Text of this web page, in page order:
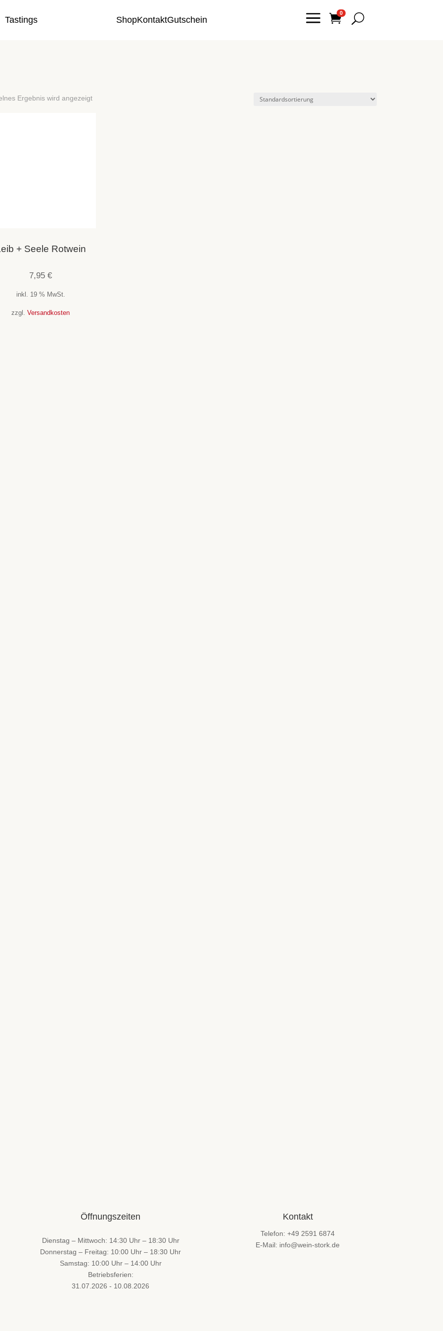
Tastings ShopKontaktGutschein a 0 U
Ergebnis wird angezeigt
+ Seele Rotwein
7,95€
inkl. 19 % MwSt.
zzgl.Versandkosten
Öffnungszeiten
Dienstag – Mittwoch: 14:30 Uhr – 18:30 Uhr
Donnerstag – Freitag: 10:00 Uhr – 18:30 Uhr
Samstag: 10:00 Uhr – 14:00 Uhr
Betriebsferien:
31.07.2026 - 10.08.2026
Kontakt
Telefon: +49 2591 6874
E-Mail: info@wein-stork.de